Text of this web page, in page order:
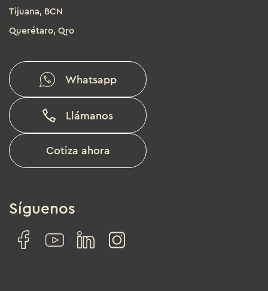
Tijuana, BCN
Querétaro, Qro
Whatsapp
Llámanos
Cotiza ahora
Síguenos